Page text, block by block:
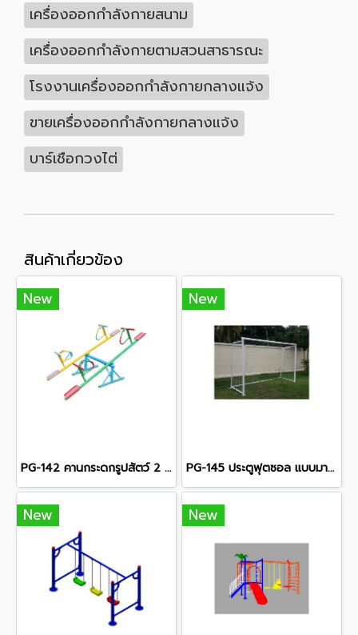
เครื่องออกกำลังกายสนาม
เครื่องออกกำลังกายตามสวนสาธารณะ
โรงงานเครื่องออกกำลังกายกลางแจ้ง
ขายเครื่องออกกำลังกายกลางแจ้ง
บาร์เชือกวงไต่
สินค้าเกี่ยวข้อง
New
PG-142 คานกระดกรูปสัตว์ 2 คาน
New
PG-145 ประตูฟุตซอล แบบมาตรฐาน พร้อมตาข่าย
New New